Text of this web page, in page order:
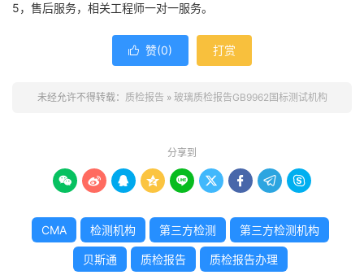
5，售后服务，相关工程师一对一服务。
 赞(0) 打赏
未经允许不得转载： 质检报告 » 玻璃质检报告GB9962国标测试机构
分享到
        
CMA 检测机构 第三方检测 第三方检测机构
贝斯通 质检报告 质检报告办理